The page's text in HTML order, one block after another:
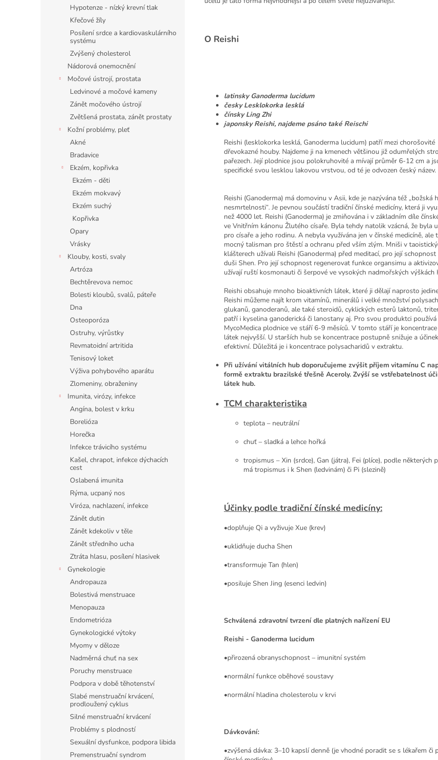
Hypotenze - nízký krevní tlak
Křečové žíly
Posílení srdce a kardiovaskulárního
systému
Zvýšený cholesterol
Nádorová onemocnění
Močové ústrojí, prostata
Ledvinové a močové kameny
Zánět močového ústrojí
Zvětšená prostata, zánět prostaty
Kožní problémy, pleť
Akné
Bradavice
Ekzém, kopřivka
Ekzém - děti
Ekzém mokvavý
Ekzém suchý
Kopřivka
Opary
Vrásky
Klouby, kosti, svaly
Artróza
Bechtěrevova nemoc
Bolesti kloubů, svalů, páteře
Dna
Osteoporóza
Ostruhy, výrůstky
Revmatoidní artritida
Tenisový loket
Výživa pohybového aparátu
Zlomeniny, obraženiny
Imunita, virózy, infekce
Angína, bolest v krku
Borelióza
Horečka
Infekce trávicího systému
Kašel, chrapot, infekce dýchacích
cest
Oslabená imunita
Rýma, ucpaný nos
Viróza, nachlazení, infekce
Zánět dutin
Zánět kdekoliv v těle
Zánět středního ucha
Ztráta hlasu, posílení hlasivek
Gynekologie
Andropauza
Bolestivá menstruace
Menopauza
Endometrióza
Gynekologické výtoky
Myomy v děloze
Nadměrná chuť na sex
Poruchy menstruace
Podpora v době těhotenství
Slabé menstruační krvácení,
prodloužený cyklus
Silné menstruační krvácení
Problémy s plodností
Sexuální dysfunkce, podpora libida
Premenstruační syndrom
O Reishi
latinsky Ganoderma lucidum
česky Lesklokorka lesklá
čínsky Ling Zhi
japonsky Reishi, najdeme psáno také Reischi
Reishi (lesklokorka lesklá, Ganoderma lucidum) patří mezi chorošovité
dřevokazné houby. Najdeme ji na kmenech většinou již odumřelých
pařezech. Její plodnice jsou polokruhovité a mívají průměr 6-12 cm a
specifické svou lesklou lakovou vrstvou, od té je odvozen český název.
Reishi (Ganoderma) má domovinu v Asii, kde je nazývána též „božská
nesmrtelnosti“. Je pevnou součástí tradiční čínské medicíny, která ji
než 4000 let. Reishi (Ganoderma) je zmiňována i v základním díle
ve Vnitřním kánonu Žlutého císaře. Byla tehdy natolik vzácná, že byla
pro císaře a jeho rodinu. A nebyla využívána jen v čínské medicíně, ale
mocný talisman pro štěstí a ochranu před vším zlým. Mniši v
klášterech užívali Reishi (Ganoderma) před meditací, pro její
duši Shen. Pro její schopnost regenerovat funkce organsimu a
užívají ruští kosmonauti či šerpové ve vysokých nadmořských výškách
Reishi obsahuje mnoho bioaktivních látek, které ji dělají naprosto
Reishi můžeme najít krom vitamínů, minerálů i velké množství
glukanů, ganoderanů, ale také steroidů, cyklických esterů laktonů,
patří i kyselina ganoderická či lanostany aj. Pro svou produktci
MycoMedica plodnice ve stáří 6-9 měsíců. V tomto stáří je
látek nejvyšší. U starších hub se koncentrace postupně snižuje a
efektivní. Důležitá je i koncentrace polysacharidů v extraktu.
Při užívání vitálních hub doporučujeme zvýšit příjem vitamínu C
formě extraktu brazilské třešně Aceroly. Zvýší se vstřebatelnost
látek hub.
TCM charakteristika
teplota – neutrální
chuť – sladká a lehce hořká
tropismus – Xin (srdce), Gan (játra), Fei (plíce), podle některých
má tropismus i k Shen (ledvinám) či Pi (slezině)
Účinky podle tradiční čínské medicíny:
•doplňuje Qi a vyživuje Xue (krev)
•uklidňuje ducha Shen
•transformuje Tan (hlen)
•posiluje Shen Jing (esenci ledvin)
Schválená zdravotní tvrzení dle platných nařízení EU
Reishi - Ganoderma lucidum
•přirozená obranyschopnost – imunitní systém
•normální funkce oběhové soustavy
•normální hladina cholesterolu v krvi
Dávkování:
•zvýšená dávka: 3–10 kapslí denně (je vhodné poradit se s lékařem či